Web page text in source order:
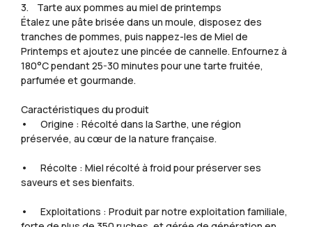
3. Tarte aux pommes au miel de printemps
Étalez une pâte brisée dans un moule, disposez des
tranches de pommes, puis nappez-les de Miel de
Printemps et ajoutez une pincée de cannelle. Enfournez à
180°C pendant 25-30 minutes pour une tarte fruitée,
parfumée et gourmande.
Caractéristiques du produit
• Origine : Récolté dans la Sarthe, une région
préservée, au cœur de la nature française.
• Récolte : Miel récolté à froid pour préserver ses
saveurs et ses bienfaits.
• Exploitations : Produit par notre exploitation familiale,